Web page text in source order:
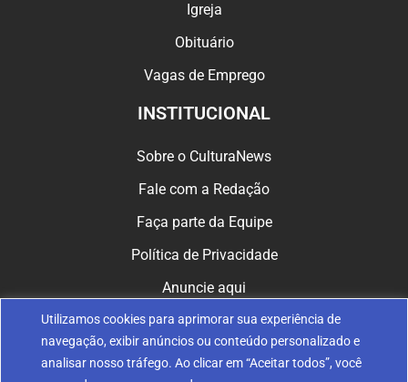
Utilizamos cookies para aprimorar sua experiência de
navegação, exibir anúncios ou conteúdo personalizado e
analisar nosso tráfego. Ao clicar em “Aceitar todos”, você
Igreja
Obituário
Vagas de Emprego
INSTITUCIONAL
Sobre o CulturaNews
Fale com a Redação
Faça parte da Equipe
Política de Privacidade
Anuncie aqui
CULTURA NAS REDES